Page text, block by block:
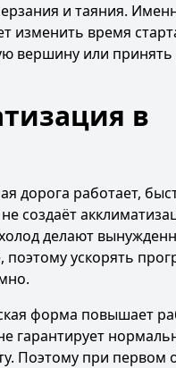
и таяния.
изменить время
вершину или
в
дорога работает,
создаёт
делают
поэтому ускорять
форма повышает
гарантирует
Поэтому при первом